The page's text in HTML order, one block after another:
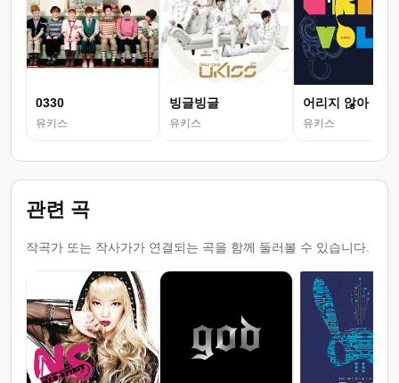
0330
유키스
빙글빙글
유키스
어리지 않아
유키스
관련 곡
작곡가 또는 작사가가 연결되는 곡을 함께 둘러볼 수 있습니다.